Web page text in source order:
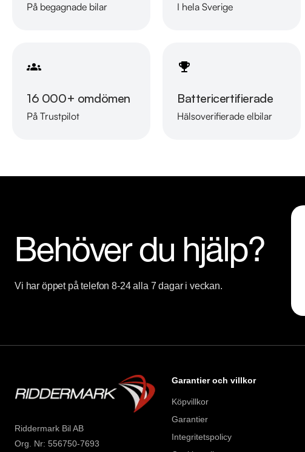
På begagnade bilar I hela Sverige
16 000+ omdömen
På Trustpilot
Battericertifierade
Hälsoverifierade elbilar
Behöver du hjälp?
Vi har öppet på telefon 8-24 alla 7 dagar i veckan.
Riddermark Bil AB
Org. Nr: 556750-7693
Garantier och villkor
Köpvillkor
Garantier
Integritetspolicy